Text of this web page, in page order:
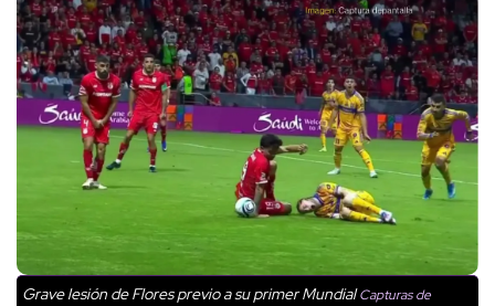
Grave lesión de Flores previo a su primer MundialCapturas de